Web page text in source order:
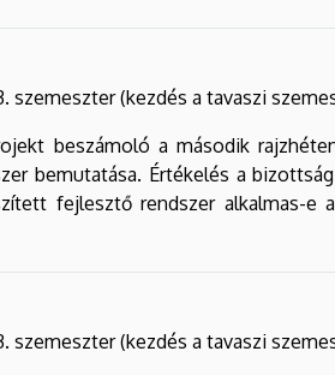
szemeszter (kezdés a tavaszi
beszámoló a második
bemutatása. Értékelés a
fejlesztő rendszer alkalmas-e
szemeszter (kezdés a tavaszi